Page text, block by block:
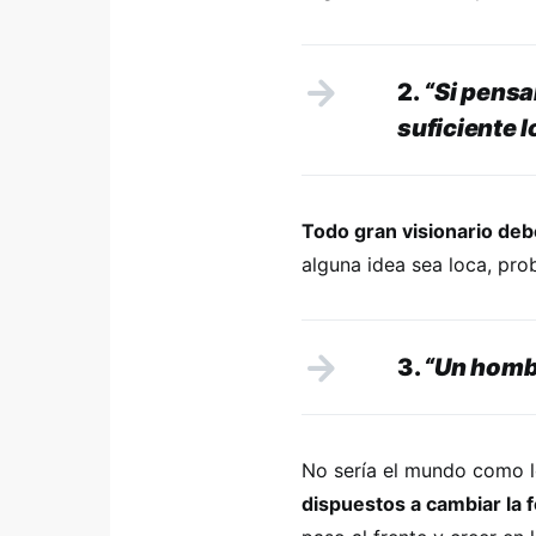
2. “Si
suficiente
Todo gran visionario
alguna idea sea loca,
3. “Un
No sería el mundo como
dispuestos a cambiar la